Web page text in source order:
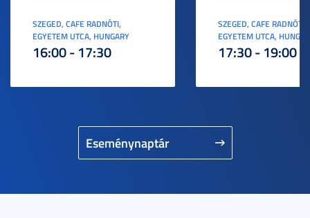
Eseménynaptár
SZEGED, CAFE RADNÓTI,
EGYETEM UTCA, HUNGARY
16:00 - 17:30
SZEGED, CAFE RADNÓTI,
EGYETEM UTCA,
17:30 - 19:00